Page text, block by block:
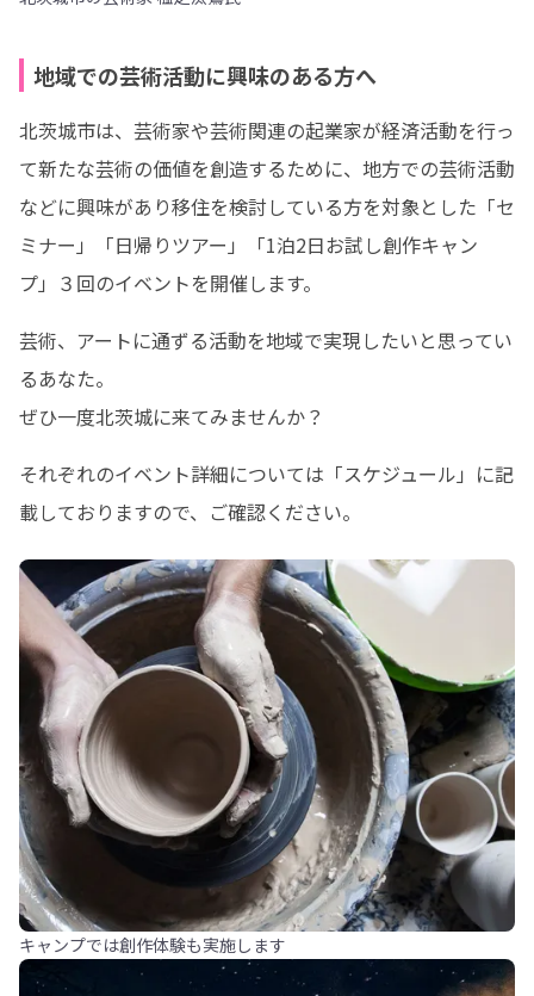
地域での芸術活動に興味のある方へ
北茨城市は、芸術家や芸術関連の起業家が経済活動を⾏っ
て新たな芸術の価値を創造するために、地⽅での芸術活動
などに興味があり移住を検討している⽅を対象とした「セ
ミナー」「日帰りツアー」「1泊2日お試し創作キャン
プ」３回のイベントを開催します。
芸術、アートに通ずる活動を地域で実現したいと思ってい
るあなた。
ぜひ一度北茨城に来てみませんか？
それぞれのイベント詳細については「スケジュール」に記
載しておりますので、ご確認ください。
キャンプでは創作体験も実施します